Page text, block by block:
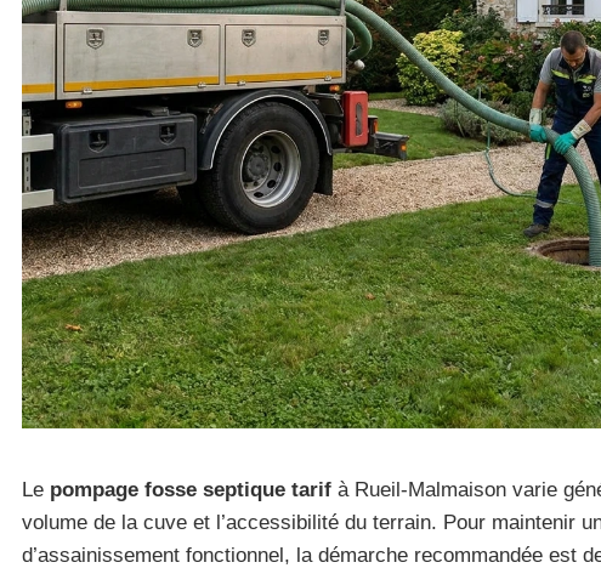
Le pompage fosse septique tarif à Rueil-Malmaison varie
volume de la cuve et l’accessibilité du terrain. Pour maintenir
d’assainissement fonctionnel, la démarche recommandée est